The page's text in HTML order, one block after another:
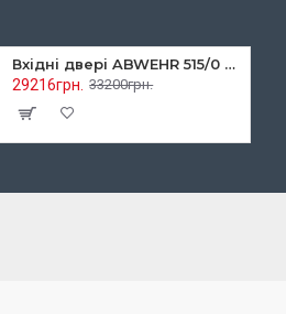
Вхідні двері ABWEHR 515/0 Stella Кварцит для квартири
29216грн.
33200грн.